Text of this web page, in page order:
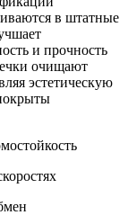
в штатные
и прочность
очищают
эстетическую